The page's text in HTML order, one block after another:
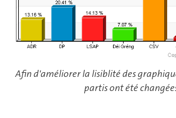
Afin d'améliorer la lisiblité des
partis ont été